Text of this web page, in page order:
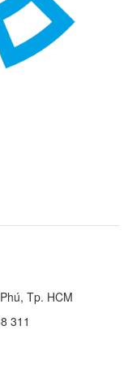
Tp. HCM
311